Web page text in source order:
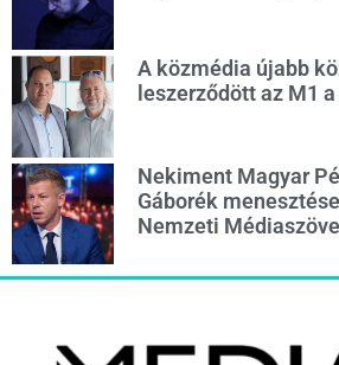
A közmédia újabb
leszerződött az M1
Nekiment Magyar
Gáborék
Nemzeti